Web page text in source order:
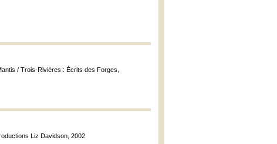
/ Trois-Rivières : Écrits des Forges,
Liz Davidson, 2002